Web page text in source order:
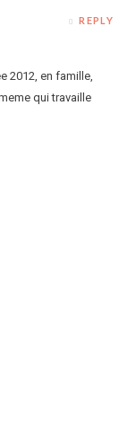
REPLY
2012, en famille,
qui travaille